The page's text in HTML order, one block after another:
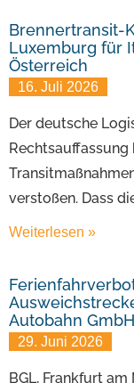
Brennertransit-
Luxemburg für
Österreich
16. Juli 2026
Der deutsche
verstoßen. Dass
Weiterlesen »
Autobahn
29. Juni 2026
BGL, Frankfurt